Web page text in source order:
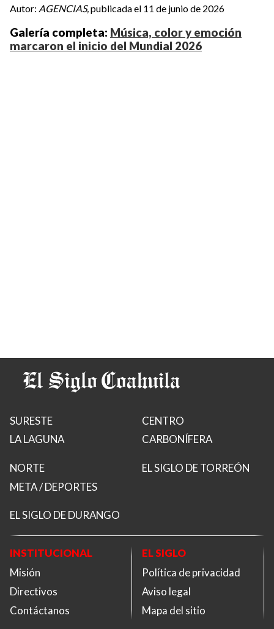
Autor: AGENCIAS,publicada el 11 de junio de 2026
Galería completa: Música, color y emoción
marcaron el inicio del Mundial 2026
SURESTE
LA LAGUNA
CENTRO
CARBONÍFERA
NORTE
META / DEPORTES
EL SIGLO DE TORREÓN
EL SIGLO DE DURANGO
INSTITUCIONAL
Misión
Directivos
Contáctanos
EL SIGLO
Política de privacidad
Aviso legal
Mapa del sitio